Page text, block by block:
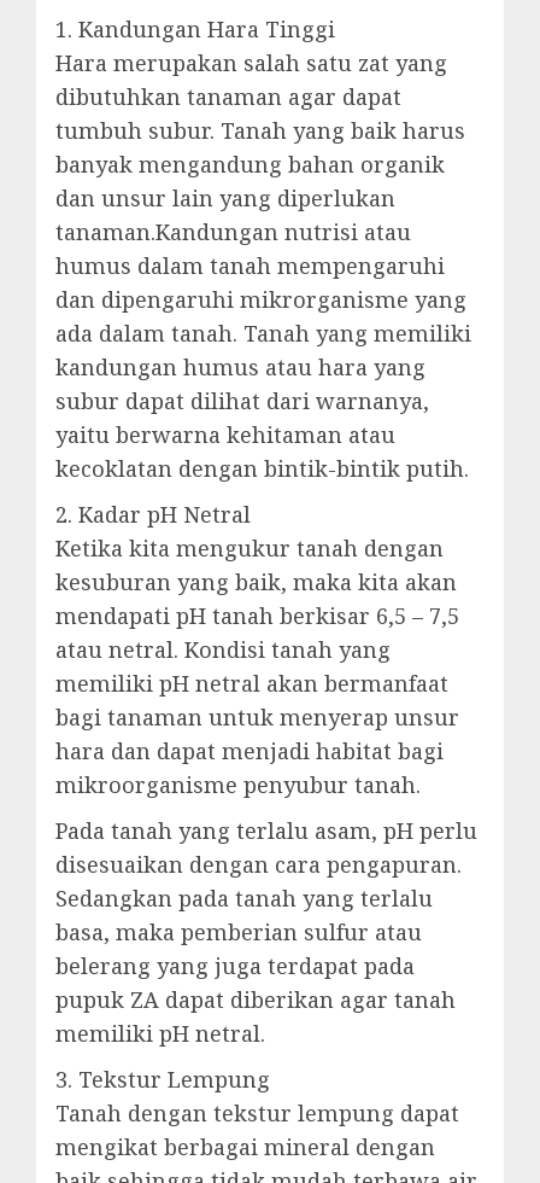
1. Kandungan Hara Tinggi
Hara merupakan salah satu zat yang
dibutuhkan tanaman agar dapat
tumbuh subur. Tanah yang baik harus
banyak mengandung bahan organik
dan unsur lain yang diperlukan
tanaman.Kandungan nutrisi atau
humus dalam tanah mempengaruhi
dan dipengaruhi mikrorganisme yang
ada dalam tanah. Tanah yang memiliki
kandungan humus atau hara yang
subur dapat dilihat dari warnanya,
yaitu berwarna kehitaman atau
kecoklatan dengan bintik-bintik putih.
2. Kadar pH Netral
Ketika kita mengukur tanah dengan
kesuburan yang baik, maka kita akan
mendapati pH tanah berkisar 6,5 – 7,5
atau netral. Kondisi tanah yang
memiliki pH netral akan bermanfaat
bagi tanaman untuk menyerap unsur
hara dan dapat menjadi habitat bagi
mikroorganisme penyubur tanah.
Pada tanah yang terlalu asam, pH perlu
disesuaikan dengan cara pengapuran.
Sedangkan pada tanah yang terlalu
basa, maka pemberian sulfur atau
belerang yang juga terdapat pada
pupuk ZA dapat diberikan agar tanah
memiliki pH netral.
3. Tekstur Lempung
Tanah dengan tekstur lempung dapat
mengikat berbagai mineral dengan